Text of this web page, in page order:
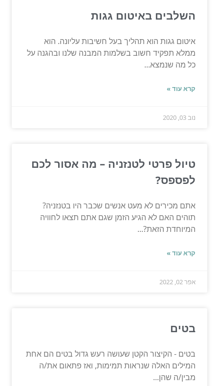
השלבים באיטום גגות
איטום גגות הוא תהליך בעל חשיבות עליונה. הוא
ממלא תפקיד חשוב בשלמות המבנה שלנו ובהגנה על
כל מה שנמצא...
קרא עוד »
נוב 03, 2020
טיול פרטי לטנזניה – מה אסור לכם
לפספס?
אתם מכירים לא מעט אנשים שכבר היו בטנזניה?
תוהים האם לא הגיע הזמן שגם אתם תצאו לחוויה
המיוחדת הזאת?...
קרא עוד »
אפר 02, 2022
בטים
בטים - הקיצור הקטן שעושה רעש גדול בטים הם אחת
המילים האלה שנראות תמימות, ואז פתאום את/ה
מבין/ה שהן...